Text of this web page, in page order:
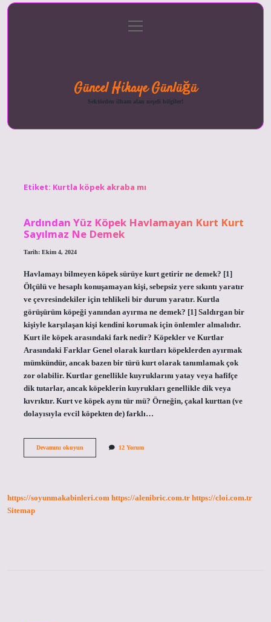
menüyü
aç
Güncel Hikaye Günlüğü
Sektörden ilham alan neşeli bilgiler!
Etiket: Kurtla köpek akraba mı
Ardından Yüz Köpek Havlamayan Kurt Kurt
Sayılmaz Ne Demek
Tarih: Ekim 4, 2024
Havlamayı bilmeyen köpek sürüye kurt getirir ne demek? [1]
Ölçülü ve hesaplı konuşamayan kişi, sebepsiz yere sıkıntı yaratır
ve çevresindekiler için tehlikeli bir durum yaratır. Kurtla
görüşürüm köpeği yanından ayırma ne demek? [1] Saldırgan bir
kişiyle karşılaşan kişi kendini korumak için önlemler almalıdır.
Kurt ile köpek arasındaki fark nedir? Köpekler ve Kurtlar
Arasındaki Farklar Genel olarak kurtları köpeklerden ayırmak
mümkündür, ancak bazen bir türü kurt olarak tanımlamak çok
zor olabilir. Kurtlar genellikle kuyruklarını yatay veya hafifçe
dik tutarlar, ancak köpeklerin kuyrukları genellikle dik veya
kıvrıktır. Kurt ve köpek aynı tür mü? Örneğin, çakal kurttan (ve
dolayısıyla evcil köpekten de) farklı…
Devamını okuyunArdından
Sayılmaz
12 Yorum
https://soyunmakabinleri.com https://alenibric.com.tr https://cloi.com.tr
Sitemap